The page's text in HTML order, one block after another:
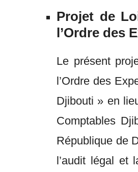
Projet de
l’Ordre des
Le présent
l’Ordre des
Djibouti » en
Comptables
République de
l’audit légal et